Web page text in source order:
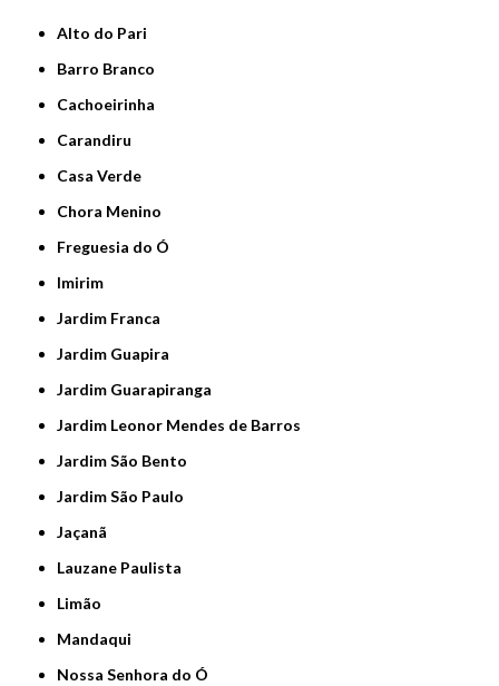
Alto do Pari
Barro Branco
Cachoeirinha
Carandiru
Casa Verde
Chora Menino
Freguesia do Ó
Imirim
Jardim Franca
Jardim Guapira
Jardim Guarapiranga
Jardim Leonor Mendes de Barros
Jardim São Bento
Jardim São Paulo
Jaçanã
Lauzane Paulista
Limão
Mandaqui
Nossa Senhora do Ó